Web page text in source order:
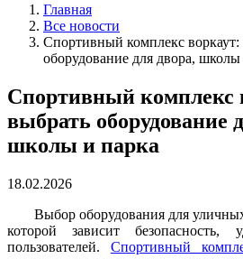
Главная
Все новости
Спортивный комплекс воркаут:
оборудование для двора, школы
Спортивный комплекс
выбрать оборудование
школы и парка
18.02.2026
Выбор оборудования для
которой зависит безопасность,
пользователей. Спортивный